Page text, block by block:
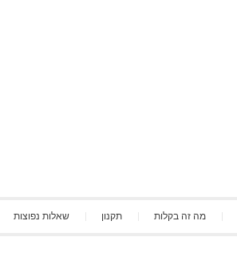
מה זה בקלות תקנון שאלות נפוצות